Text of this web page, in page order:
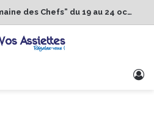
1er Édition de “La Semaine des Chefs” du 19 au 24 octobre 2026